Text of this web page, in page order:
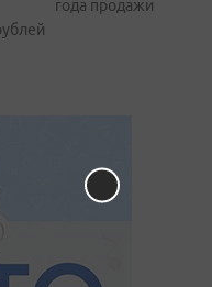
года продажи